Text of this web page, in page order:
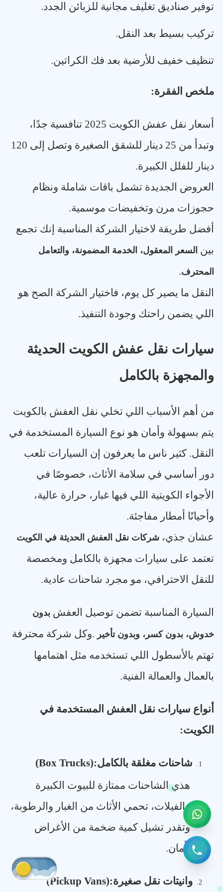
توفير صناديق تغليف مجانية للزبائن الجدد.
تركيب بسيط بعد النقل.
تنظيف خفيف للأرضية بعد فك الكراتين.
ملخص الفقرة:
أسعار نقل عفش الكويت 2025 تنافسية جدًا،
وتبدأ من 25 دينار للشقق الصغيرة وتصل إلى 120
دينار للفلل الكبيرة.
العروض الجديدة تشمل باقات شاملة ونظام
حجوزات مرن وتخفيضات موسمية.
أفضل طريقة لاختيار الشركة المناسبة إنك تجمع
بين السعر المعقول، الخدمة المضمونة، والتعامل
المحترف.
النقل ما يصير كل يوم، فاختيار الشركة الصح هو
اللي يضمن راحتك وجودة التنفيذ.
سيارات نقل عفش الكويت الحديثة
والمجهزة بالكامل
من أهم الأسباب اللي تخلي نقل العفش بالكويت
يتم بسهولة وأمان هو نوع السيارة المستخدمة في
النقل. كثير ناس ما يعرفون إن السيارات تلعب
دور أساسي في سلامة الأثاث، خصوصًا في
الأجواء الكويتية اللي فيها غبار، حرارة عالية،
وأحيانًا أمطار مفاجئة.
عشان جذي، شركات نقل العفش الحديثة في الكويت
تعتمد على سيارات مجهزة بالكامل ومخصصة
للنقل الاحترافي، مو مجرد شاحنات عادية.
السيارة المناسبة تضمن توصيل العفش بدون
خدوش، بدون كسر، وبدون تأخير .وكل شركة محترفة
تهتم بالأسطول اللي تستخدمه مثل اهتمامها
بالعمال والعمالة الفنية.
أنواع سيارات نقل العفش المستخدمة في
الكويت:
1. شاحنات مغلقة بالكامل(Box Trucks):
هذي الشاحنات ممتازة للبيوت الكبيرة
والفيلات، تحمي الأثاث من الغبار والرطوبة،
وتقدر تشيل كمية ضخمة من الأغراض
بأمان.
2. وانيتات نقل صغيرة(Pickup Vans):